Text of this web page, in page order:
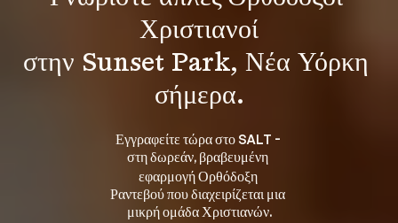
Χριστιανοί
στην Sunset Park, Νέα Υόρκη
σήμερα.
Εγγραφείτε τώρα στο SALT -
στη δωρεάν, βραβευμένη
εφαρμογή Ορθόδοξη
Ραντεβού που διαχειρίζεται μια
μικρή ομάδα Χριστιανών.